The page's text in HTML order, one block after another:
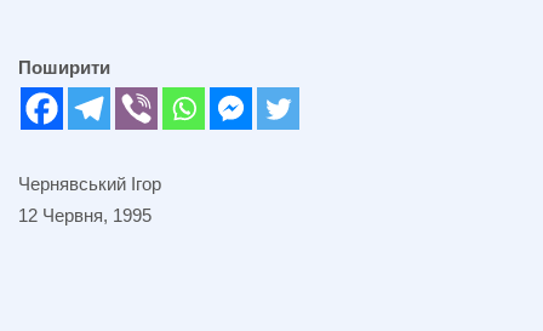
Поширити
Чернявський Ігор
12 Червня, 1995